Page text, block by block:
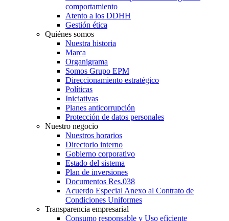
comportamiento
Atento a los DDHH
Gestión ética
Quiénes somos
Nuestra historia
Marca
Organigrama
Somos Grupo EPM
Direccionamiento estratégico
Políticas
Iniciativas
Planes anticorrupción
Protección de datos personales
Nuestro negocio
Nuestros horarios
Directorio interno
Gobierno corporativo
Estado del sistema
Plan de inversiones
Documentos Res.038
Acuerdo Especial Anexo al Contrato de
Condiciones Uniformes
Transparencia empresarial
Consumo responsable y Uso eficiente